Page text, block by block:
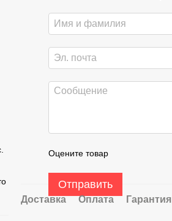
Оцените товар
Отправить
Доставка Оплата Гарантия